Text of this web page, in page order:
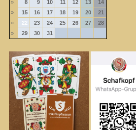
»
8 9 10 11 12 13
14
»
15 16 17 18 19 20
21
»
22 23 24 25 26 27
28
»
29 30 31